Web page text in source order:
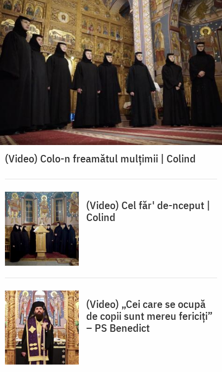
(Video) ⁠Colo-n freamătul mulțimii | Colind
(Video) Cel făr' de-nceput |
Colind
(Video) „Cei care se ocupă
de copii sunt mereu fericiți”
– PS Benedict